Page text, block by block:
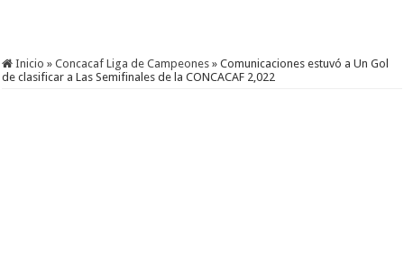
Inicio » Concacaf Liga de Campeones » Comunicaciones estuvó a Un Gol
de clasificar a Las Semifinales de la CONCACAF 2,022